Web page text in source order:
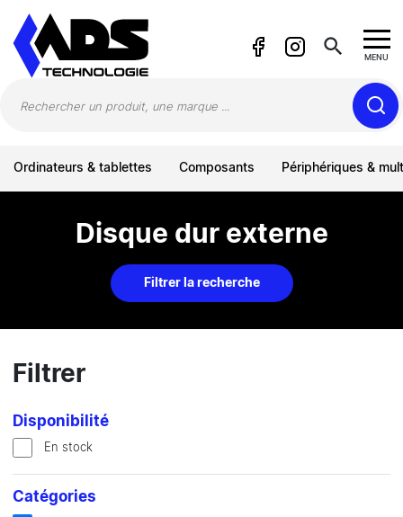
search MENU
Ordinateurs & tablettes Composants Périphériques &
Disque dur externe
Filtrer la recherche
Filtrer
Disponibilité
En stock
Catégories